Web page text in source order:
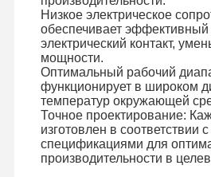
Изготовленный на заказ
Промышленный переключатель
Гибкий переключатель
Переключатель мембраны PCB
Переключатель мембраны FPC
Низкое электрическое
обеспечивает
электрический контакт,
мощности.
Оптимальный рабочий
функционирует в широком
температур окружающей
Точное проектирование:
изготовлен в соответствии
спецификациями для
производительности в